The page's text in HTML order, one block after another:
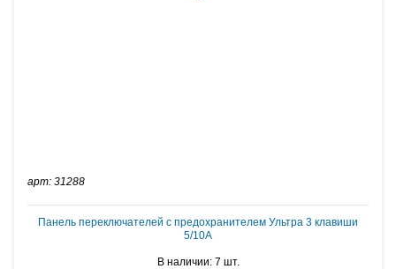
арт: 31288
Панель переключателей с предохранителем Ультра 3 клавиши
5/10A
В наличии: 7 шт.